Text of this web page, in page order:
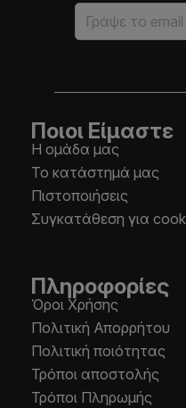
Ποιοι Είμαστε
Η ομάδα μας
Το κατάστημά μας
Πιστοποιήσεις
Συγκατάθεση για
Πληροφορίες
Όροι Χρήσης
Πολιτική Απορρήτου
Πολιτική ποιότητας
Τρόποι αποστολής
Τρόποι Πληρωμής